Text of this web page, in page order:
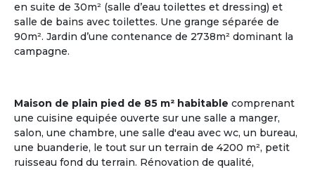
en suite de 30m² (salle d’eau toilettes et dressing) et
salle de bains avec toilettes. Une grange séparée de
90m². Jardin d’une contenance de 2738m² dominant la
campagne.
Maison de plain pied de 85 m² habitable comprenant
une cuisine equipée ouverte sur une salle a manger,
salon, une chambre, une salle d'eau avec wc, un bureau,
une buanderie, le tout sur un terrain de 4200 m², petit
ruisseau fond du terrain. Rénovation de qualité,
Voir les annonces